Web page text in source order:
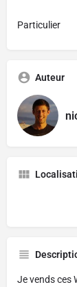
Particulier
Auteur
Je vends ces